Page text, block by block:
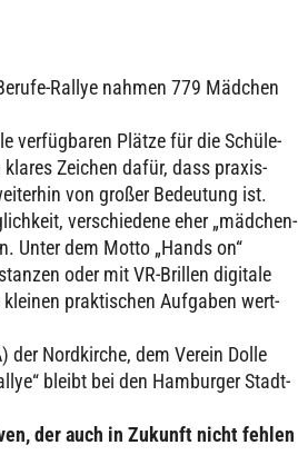
Rallye nahmen 779 Mädchen
ver­füg­ba­ren Plätze für die Schü­le­
Zeichen dafür, dass pra­xis­
von großer Bedeu­tung ist.
ver­schie­dene eher „mädchen-
Unter dem Motto „Hands on“
oder mit VR-Brillen digitale
kleinen prak­ti­schen Aufgaben wert­
der Nord­kir­che, dem Verein Dolle
bleibt bei den Ham­bur­ger Stadt­
der auch in Zukunft nicht fehlen